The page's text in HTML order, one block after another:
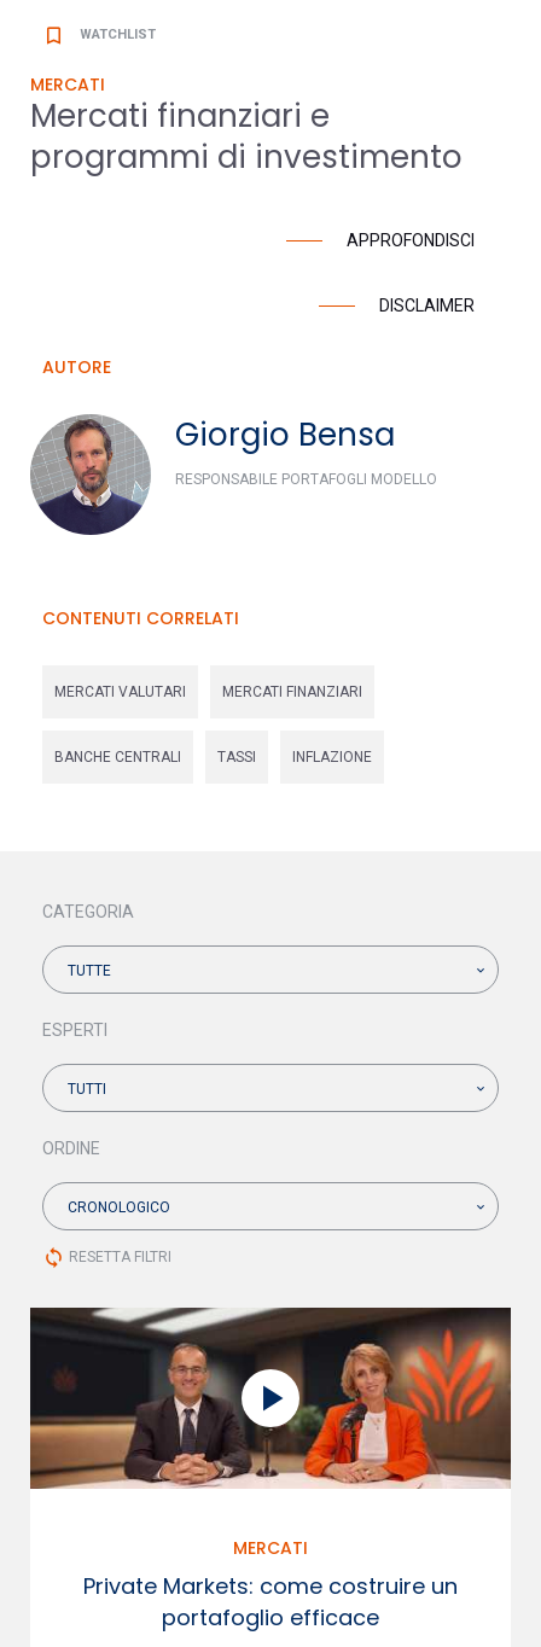
bookmark_border WATCHLIST
MERCATI
Mercati finanziari e
programmi di investimento
APPROFONDISCI
DISCLAIMER
AUTORE
Giorgio Bensa
RESPONSABILE PORTAFOGLI MODELLO
CONTENUTI CORRELATI
MERCATI VALUTARI MERCATI FINANZIARI
BANCHE CENTRALI TASSI INFLAZIONE
CATEGORIA
TUTTE
ESPERTI
TUTTI
ORDINE
CRONOLOGICO
sync RESETTA FILTRI
MERCATI
Private Markets: come costruire un
portafoglio efficace